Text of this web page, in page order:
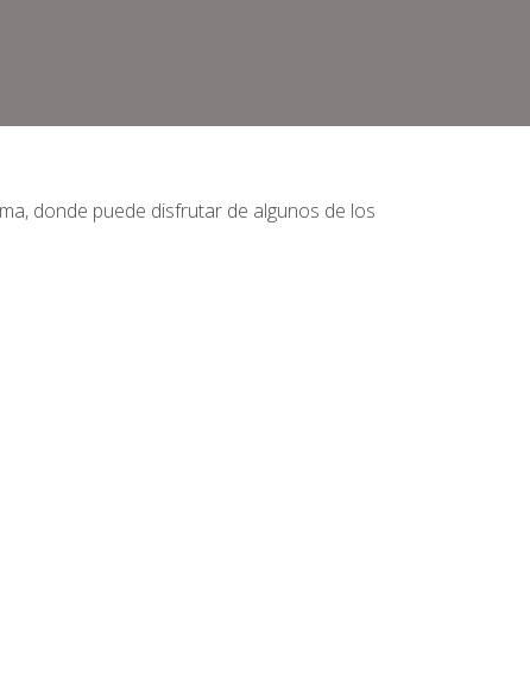
donde puede disfrutar de algunos de los